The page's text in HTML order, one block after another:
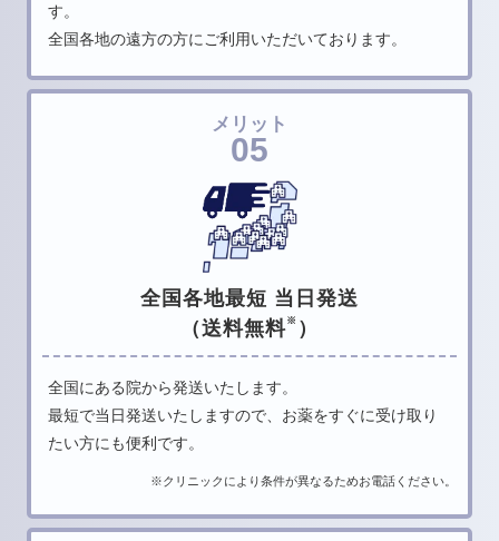
す。
全国各地の遠方の方にご利用いただいております。
メリット
05
全国各地最短 当日発送
（送料無料※ ）
全国にある院から発送いたします。
最短で当日発送いたしますので、 お薬をすぐに受け取り
たい方にも便利です。
※クリニックにより条件が異なるためお電話ください。